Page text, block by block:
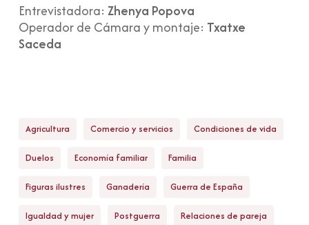
Entrevistadora: Zhenya Popova
Operador de Cámara y montaje: Txatxe
Saceda
Agricultura Comercio y servicios Condiciones de vida
Duelos Economía familiar Familia
Figuras ilustres Ganadería Guerra de España
Igualdad y mujer Postguerra Relaciones de pareja